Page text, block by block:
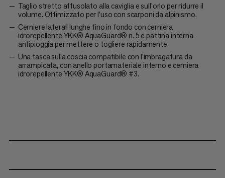
Taglio stretto affusolato alla caviglia e sull'orlo per ridurre il
volume. Ottimizzato per l'uso con scarponi da alpinismo.
Cerniere laterali lunghe fino in fondo con cerniera
idrorepellente YKK® AquaGuard® n. 5 e pattina interna
antipioggia per mettere o togliere rapidamente.
Una tasca sulla coscia compatibile con l'imbragatura da
arrampicata, con anello portamateriale interno e cerniera
idrorepellente YKK® AquaGuard® #3.